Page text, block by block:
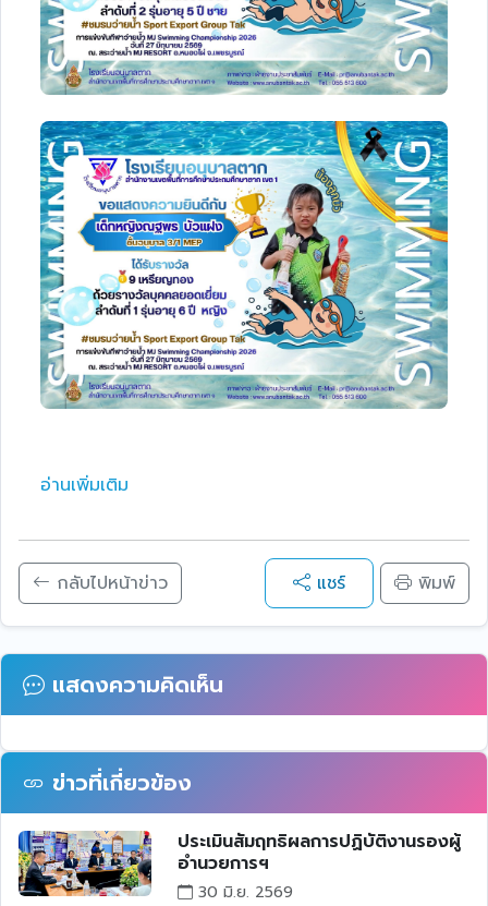
อ่านเพิ่มเติม
กลับไปหน้าข่าว แชร์ พิมพ์
แสดงความคิดเห็น
ข่าวที่เกี่ยวข้อง
ประเมินสัมฤทธิผลการปฏิบัติงานรองผู้
อำนวยการฯ
30 มิ.ย. 2569